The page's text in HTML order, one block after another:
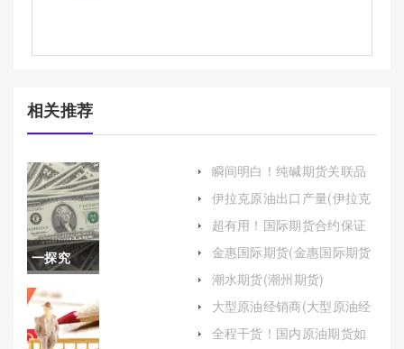
相关推荐
一探究
竟！富远
期货行情
瞬间明白！纯碱期货关联品
链关系)
伊拉克原油出口产量(伊拉克
超有用！国际期货合约保证
都要交吗)
金惠国际期货(金惠国际期货
潮水期货(潮州期货)
大型原油经销商(大型原油经
全程干货！国内原油期货如